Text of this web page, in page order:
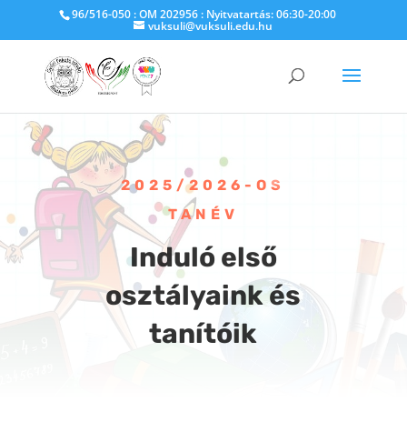
96/516-050 : OM 202956 : Nyitvatartás: 06:30-20:00
vuksuli@vuksuli.edu.hu
2025/2026-OS
TANÉV
Induló első
osztályaink és
tanítóik